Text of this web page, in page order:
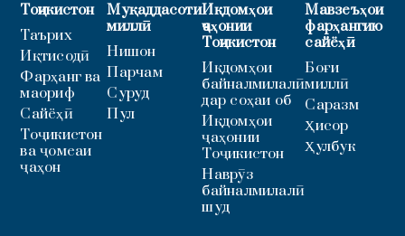
Тоҷикистон
Таърих
Иқтисодӣ
Фарҳанг ва
маориф
Сайёҳӣ
Тоҷикистон
ва ҷомеаи
ҷаҳон
Муқаддасоти
миллӣ
Нишон
Парчам
Суруд
Пул
Иқдомҳои
ҷаҳонии
Тоҷикистон
Иқдомҳои
байналмилалӣ
дар соҳаи об
Иқдомҳои
ҷаҳонии
Тоҷикистон
Наврӯз
байналмилалӣ
шуд
Мавзеъҳои
фарҳангию
сайёҳӣ
Боғи
миллӣ
Саразм
Ҳисор
Ҳулбук